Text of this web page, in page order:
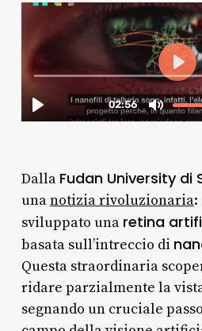
Dalla Fudan University di
unanotizia rivoluzionaria:
sviluppato una retina
basata sull’intreccio di
Questa straordinaria
ridare parzialmente la
segnando un cruciale